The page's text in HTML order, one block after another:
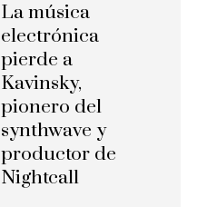
La música
electrónica
pierde a
Kavinsky,
pionero del
synthwave y
productor de
Nightcall